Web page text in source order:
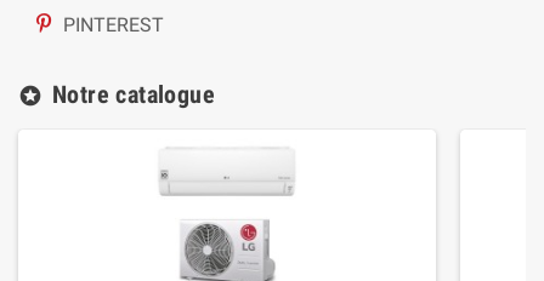
PINTEREST
stars Notre catalogue